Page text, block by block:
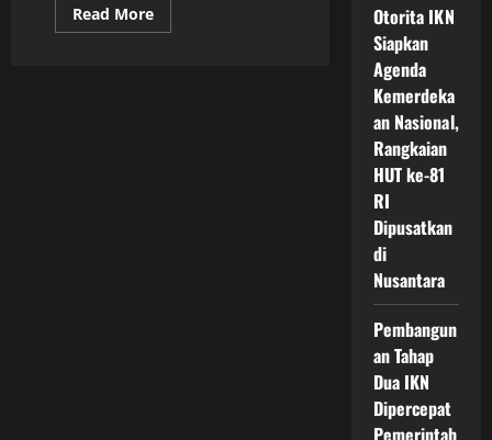
Read MoreRead
more
Otorita IKN
Siapkan
Agenda
Kemerdeka
an Nasional,
Rangkaian
HUT ke-81
RI
Dipusatkan
di
Nusantara
Pembangun
an Tahap
Dua IKN
Dipercepat
Pemerintah